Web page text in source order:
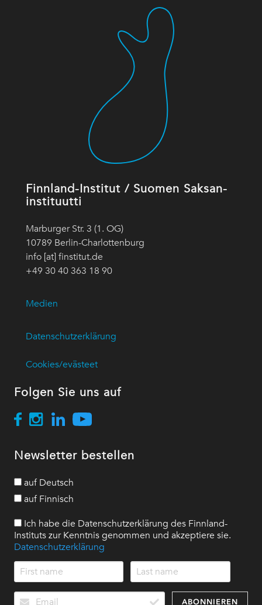
Finnland-Institut / Suomen Saksan-
instituutti
Marburger Str. 3 (1. OG)
10789 Berlin-Charlottenburg
info [at] finstitut.de
+49 30 40 363 18 90
Medien
Datenschutzerklärung
Cookies/evästeet
Folgen Sie uns auf
Newsletter bestellen
auf Deutsch
auf Finnisch
Ich habe die Datenschutzerklärung des Finnland-
Instituts zur Kenntnis genommen und akzeptiere sie.
Datenschutzerklärung
ABONNIEREN